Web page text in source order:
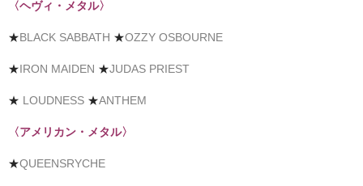
〈ヘヴィ・メタル〉
★BLACK SABBATH ★OZZY OSBOURNE
★IRON MAIDEN ★JUDAS PRIEST
★ LOUDNESS ★ANTHEM
〈アメリカン・メタル〉
★QUEENSRYCHE